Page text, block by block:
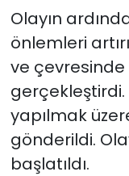
Olayın
önlemleri
ve
gerçekleştirdi.
yapılmak
gönderildi.
başlatıldı.